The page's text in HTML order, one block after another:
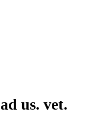
us. vet.